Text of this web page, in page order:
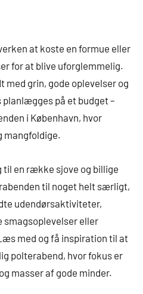
at koste en formue eller
for at blive uforglemmelig.
grin, gode oplevelser og
på et budget –
i København, hvor
mangfoldige.
til en række sjove og billige
til noget helt særligt,
udendørsaktiviteter,
eller
med og få inspiration til at
polterabend, hvor fokus er
masser af gode minder.